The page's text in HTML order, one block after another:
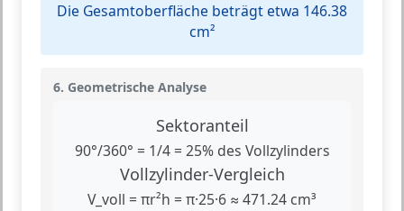
Die Gesamtoberfläche beträgt etwa 146.38
cm²
6. Geometrische Analyse
Sektoranteil
90°/360° = 1/4 = 25% des Vollzylinders
Vollzylinder-Vergleich
V_voll = πr²h = π·25·6 ≈ 471.24 cm³